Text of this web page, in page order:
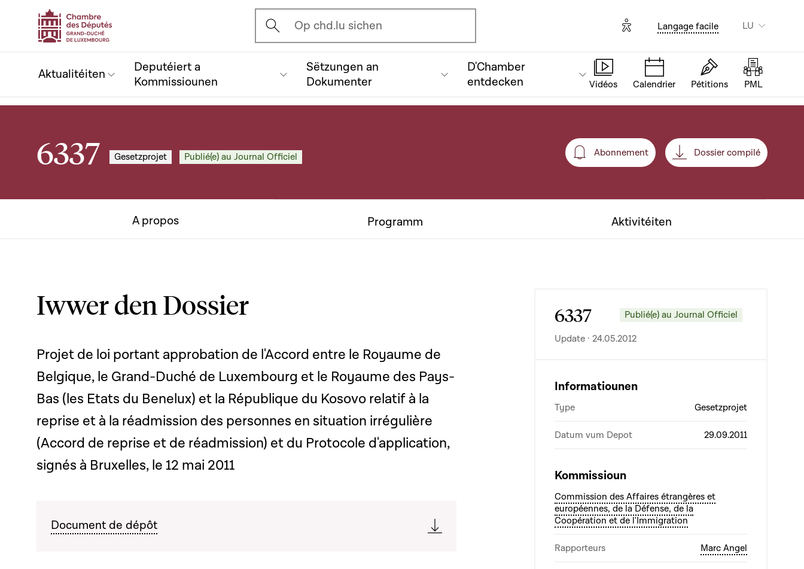
Ouvrir l'écran de recherche
Op chd.lu sichen Options d'accessibilité
Langage facile LU
Aktualitéiten
Deputéiert a
Kommissiounen
Sëtzungen an
Dokumenter
D'Chamber
entdecken
Vidéos Calendrier Pétitions PML
6337 Gesetzprojet Publié(e) au Journal Officiel Abonnement
Abonnement Dossier compilé
A propos Programm Aktivitéiten
Iwwer den Dossier
Projet de loi portant approbation de l'Accord entre le Royaume de
Belgique, le Grand-Duché de Luxembourg et le Royaume des Pays-
Bas (les Etats du Benelux) et la République du Kosovo relatif à la
reprise et à la réadmission des personnes en situation irrégulière
(Accord de reprise et de réadmission) et du Protocole d'application,
signés à Bruxelles, le 12 mai 2011
Document de dépôt
6337 Publié(e) au Journal Officiel
Update · 24.05.2012
Informatiounen
Type Gesetzprojet
Datum vum Depot 29.09.2011
Kommissioun
Commission des Affaires étrangères et
européennes, de la Défense, de la
Coopération et de l'Immigration
Rapporteurs Marc Angel